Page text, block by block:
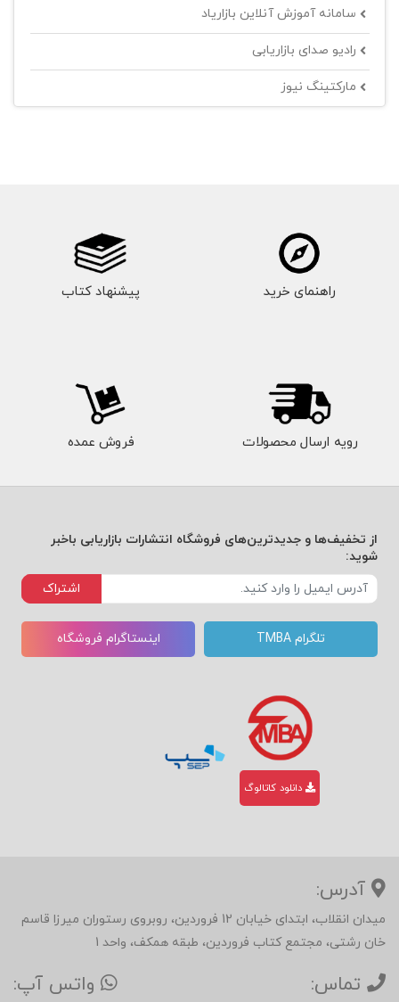
سامانه آموزش آنلاین بازاریاد
رادیو صدای بازاریابی
مارکتینگ نیوز
راهنمای خرید پیشنهاد کتاب
رویه ارسال محصولات فروش عمده
از تخفیف‌ها و جدیدترین‌های فروشگاه انتشارات بازاریابی باخبر
شوید:
اشتراک
تلگرام TMBA اینستاگرام فروشگاه
دانلود کاتالوگ
آدرس:
میدان انقلاب، ابتدای خیابان 12 فروردین، روبروی رستوران میرزا قاسم
خان رشتی، مجتمع کتاب فروردین، طبقه همکف، واحد 1
تماس: واتس آپ: